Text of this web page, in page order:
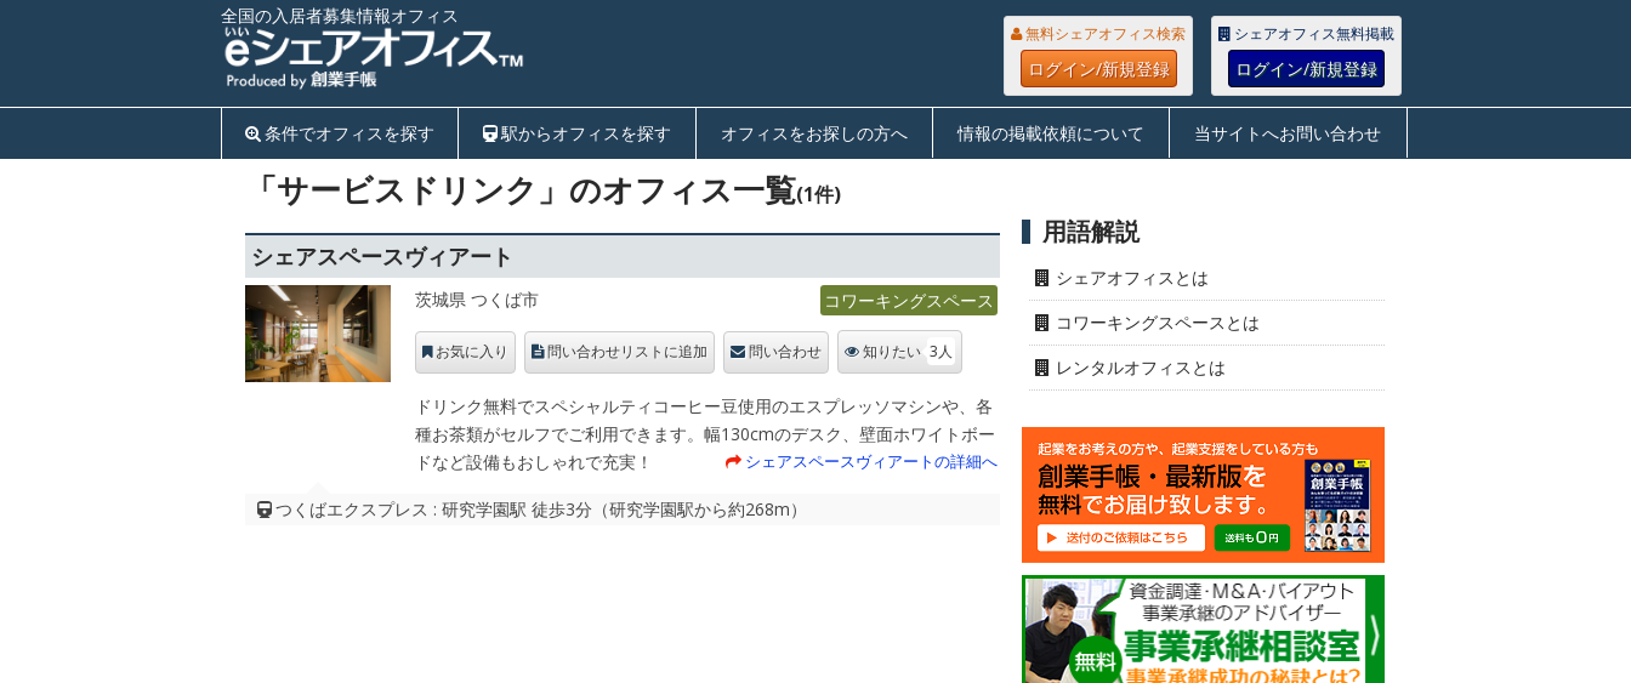
全国の入居者募集情報オフィス
無料シェアオフィス検索
ログイン/新規登録
シェアオフィス無料掲載
ログイン/新規登録
条件でオフィスを探す 駅からオフィスを探す オフィスをお探しの方へ 情報の掲載依頼について 当サイトへお問い合わせ
「サービスドリンク」のオフィス一覧(1件)
シェアスペースヴィアート
茨城県 つくば市 コワーキングスペース
お気に入り 問い合わせリストに追加 問い合わせ 知りたい 3人
ドリンク無料でスペシャルティコーヒー豆使用のエスプレッソマシンや、各
種お茶類がセルフでご利用できます。幅130cmのデスク、壁面ホワイトボー
ドなど設備もおしゃれで充実！
シェアスペースヴィアートの詳細へ
つくばエクスプレス : 研究学園駅 徒歩3分（研究学園駅から約268m）
用語解説
シェアオフィスとは
コワーキングスペースとは
レンタルオフィスとは